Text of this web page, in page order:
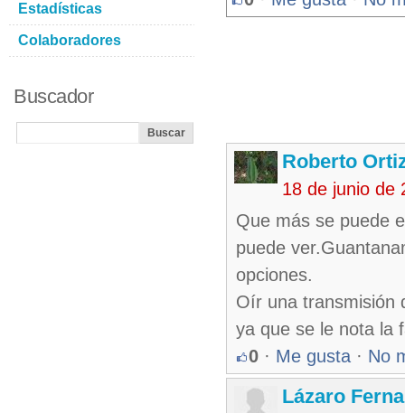
Roberto
18 de junio de
Que más se puede
puede
opciones.
Oír una transmisión
ya que se le nota la
0 · Me gusta · No
Lázaro
Estadísticas
Colaboradores
Buscador